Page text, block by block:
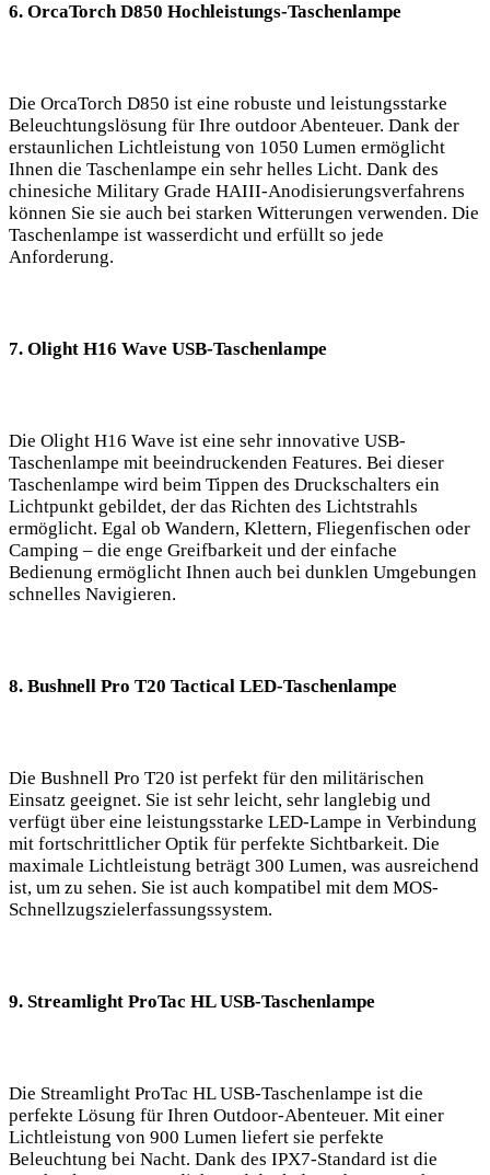
6. OrcaTorch ‍D850 Hochleistungs-Taschenlampe
Die OrcaTorch ‍D850 ist eine robuste und leistungsstarke
Beleuchtungslösung für Ihre outdoor Abenteuer. Dank der
erstaunlichen ⁣Lichtleistung von 1050 Lumen ermöglicht
Ihnen die Taschenlampe ‍ein sehr helles Licht. Dank des
chinesiche Military Grade HAIII-Anodisierungsverfahrens​
können Sie sie auch bei starken Witterungen verwenden. Die
Taschenlampe ist wasserdicht und erfüllt so jede
Anforderung.
7. Olight H16⁣ Wave USB-Taschenlampe
Die Olight H16⁤ Wave ist eine sehr innovative USB-
Taschenlampe mit beeindruckenden Features. Bei‌ dieser
Taschenlampe wird beim Tippen des Druckschalters⁤ ein
Lichtpunkt gebildet, der das Richten des Lichtstrahls
ermöglicht. Egal ob Wandern, Klettern, Fliegenfischen⁤ oder
Camping – ​die enge Greifbarkeit und der einfache
Bedienung ermöglicht ⁢Ihnen auch bei dunklen Umgebungen
schnelles Navigieren.
8.⁤ Bushnell Pro T20 Tactical LED-Taschenlampe
Die Bushnell Pro T20 ist perfekt für den ‍militärischen
Einsatz geeignet. ⁣Sie ist ⁤sehr ‌leicht, sehr langlebig und
verfügt ⁢über ​eine leistungsstarke LED-Lampe⁤ in Verbindung
mit fortschrittlicher Optik für perfekte Sichtbarkeit. Die
maximale Lichtleistung ⁣beträgt 300 ⁢Lumen, was ausreichend
ist, um zu sehen. Sie ist auch⁢ kompatibel mit dem ​MOS-
Schnellzugszielerfassungssystem.
9. Streamlight ProTac ‍HL USB-Taschenlampe
Die Streamlight ProTac HL USB-Taschenlampe ist ​die
perfekte Lösung für Ihren Outdoor-Abenteuer. Mit einer
Lichtleistung von 900 Lumen liefert sie perfekte
Beleuchtung bei Nacht. Dank des⁢ IPX7-Standard ist die